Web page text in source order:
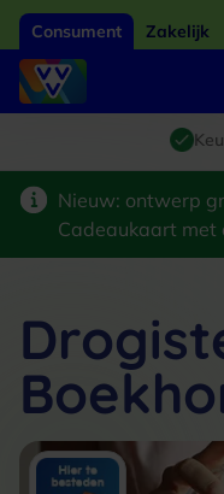
Consument Zakelijk
Nieuw: ontwerp
Cadeaukaart met